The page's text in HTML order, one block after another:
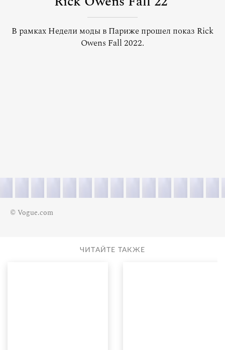
В рамках Недели моды в Париже прошел показ Rick
Owens Fall 2022.
© Vogue.com
ЧИТАЙТЕ ТАКЖЕ